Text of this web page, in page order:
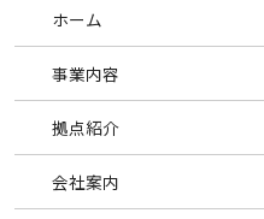
ホーム
事業内容
拠点紹介
会社案内